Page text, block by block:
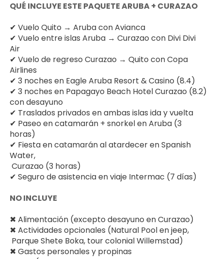
QUÉ INCLUYE ESTE PAQUETE ARUBA + CURAZAO
✔ Vuelo Quito → Aruba con Avianca
✔ Vuelo entre islas Aruba → Curazao con Divi Divi
Air
✔ Vuelo de regreso Curazao → Quito con Copa
Airlines
✔ 3 noches en Eagle Aruba Resort & Casino (8.4)
✔ 3 noches en Papagayo Beach Hotel Curazao (8.2)
con desayuno
✔ Traslados privados en ambas islas ida y vuelta
✔ Paseo en catamarán + snorkel en Aruba (3
horas)
✔ Fiesta en catamarán al atardecer en Spanish
Water,
Curazao (3 horas)
✔ Seguro de asistencia en viaje Intermac (7 días)
NO INCLUYE
✖ Alimentación (excepto desayuno en Curazao)
✖ Actividades opcionales (Natural Pool en jeep,
Parque Shete Boka, tour colonial Willemstad)
✖ Gastos personales y propinas